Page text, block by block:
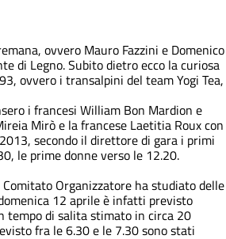
ovvero Mauro Fazzini e Domenico
di Legno. Subito dietro ecco la curiosa
ovvero i transalpini del team Yogi Tea,
i francesi William Bon Mardion e
Mirò e la francese Laetitia Roux con
secondo il direttore di gara i primi
le prime donne verso le 12.20.
Organizzatore ha studiato delle
12 aprile è infatti previsto
tempo di salita stimato in circa 20
fra le 6.30 e le 7.30 sono stati